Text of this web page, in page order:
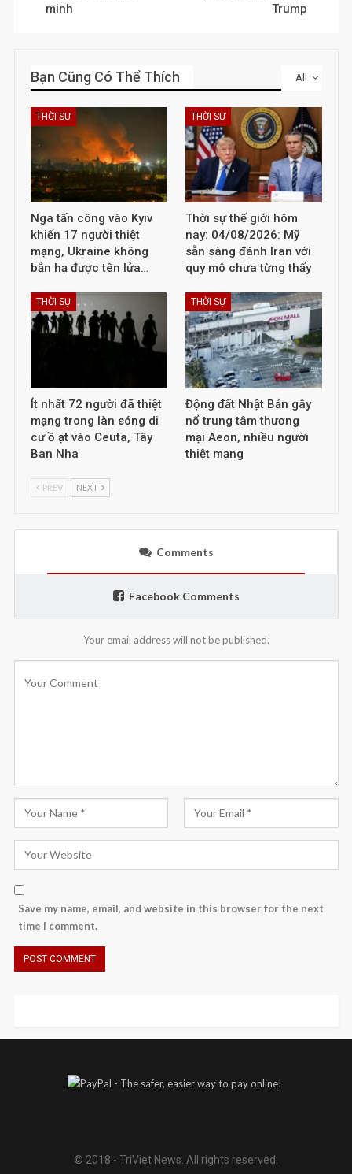
minh
Trump
All
Bạn Cũng Có Thể Thích
THỜI SỰ
Nga tấn công vào Kyiv
khiến 17 người thiệt
mạng, Ukraine không
bắn hạ được tên lửa…
THỜI SỰ
Thời sự thế giới hôm
nay: 04/08/2026: Mỹ
sẵn sàng đánh Iran với
quy mô chưa từng thấy
THỜI SỰ
Ít nhất 72 người đã thiệt
mạng trong làn sóng di
cư ồ ạt vào Ceuta, Tây
Ban Nha
THỜI SỰ
Động đất Nhật Bản gây
nổ trung tâm thương
mại Aeon, nhiều người
thiệt mạng
PREV NEXT
Comments
Facebook Comments
Your email address will not be published.
Save my name, email, and website in this browser for the next
time I comment.
© 2018 - TriViet News. All rights reserved.